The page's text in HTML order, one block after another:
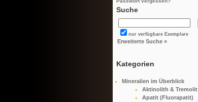
Suche
nur verfügbare Exemplare
Erweiterte Suche »
Kategorien
Mineralien im Überblick
Aktinolith & Tremolit
Apatit (Fluorapatit)